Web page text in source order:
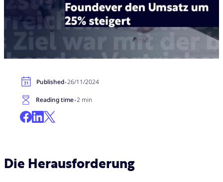
Published·26/11/2024
Reading time·2 min
Die Herausforderung